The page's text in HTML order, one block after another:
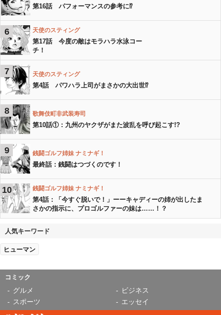
第16話 パフォーマンスの参考に⁉︎
6 天使のスティング
第17話 今度の敵はモラハラ水泳コー
チ！
7 天使のスティング
第4話 パワハラ上司がまさかの大出世⁉︎
8 歌舞伎町非武装寿司
第10話①：九州のヤクザがまた波乱を呼び起こす!?
9 銭闘ゴルフ姉妹 ナミナギ！
最終話：銭闘はつづくのです！
10 銭闘ゴルフ姉妹 ナミナギ！
第4話：「今すぐ脱いで！」ーーキャディーの姉が出したま
さかの指示に、プロゴルファーの妹は……！？
人気キーワード
ヒューマン
コミック
グルメ
ビジネス
スポーツ
エッセイ